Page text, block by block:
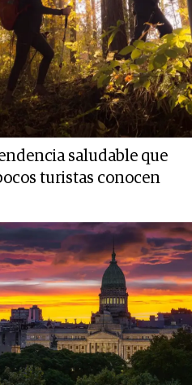
saludable que
turistas conocen